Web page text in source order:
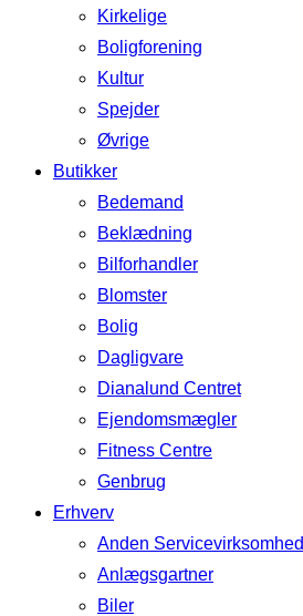
Kirkelige
Boligforening
Kultur
Spejder
Øvrige
Butikker
Bedemand
Beklædning
Bilforhandler
Blomster
Bolig
Dagligvare
Dianalund Centret
Ejendomsmægler
Fitness Centre
Genbrug
Erhverv
Anden Servicevirksomhed
Anlægsgartner
Biler